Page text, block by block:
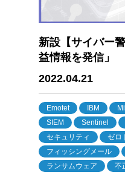
新設【サイバー
益情報を発信」
2022.04.21
Emotet IBM
SIEM
Sentinel
セキュリティ
ゼロ
フィッシングメール
ランサムウェア
不